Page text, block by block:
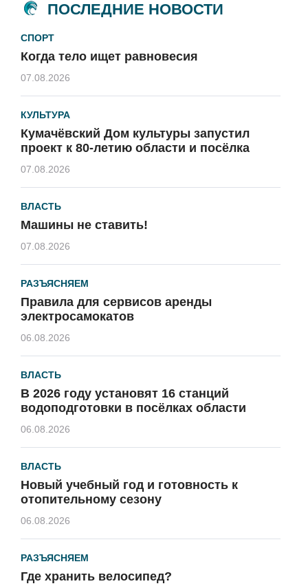
ПОСЛЕДНИЕ НОВОСТИ
СПОРТ
Когда тело ищет равновесия
07.08.2026
КУЛЬТУРА
Кумачёвский Дом культуры запустил
проект к 80-летию области и посёлка
07.08.2026
ВЛАСТЬ
Машины не ставить!
07.08.2026
РАЗЪЯСНЯЕМ
Правила для сервисов аренды
электросамокатов
06.08.2026
ВЛАСТЬ
В 2026 году установят 16 станций
водоподготовки в посёлках области
06.08.2026
ВЛАСТЬ
Новый учебный год и готовность к
отопительному сезону
06.08.2026
РАЗЪЯСНЯЕМ
Где хранить велосипед?